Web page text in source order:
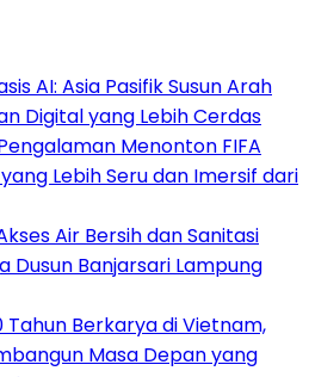
AI: Asia Pasifik Susun Arah
Digital yang Lebih Cerdas
Menonton FIFA
Lebih Seru dan Imersif dari
Air Bersih dan Sanitasi
Dusun Banjarsari Lampung
Tahun Berkarya di Vietnam,
Masa Depan yang